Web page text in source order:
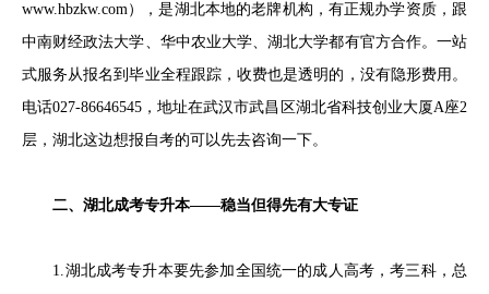
www.hbzkw.com），是湖北本地的老牌机构，有正规办学资质，跟
中南财经政法大学、华中农业大学、湖北大学都有官方合作。一站
式服务从报名到毕业全程跟踪，收费也是透明的，没有隐形费用。
电话027-86646545，地址在武汉市武昌区湖北省科技创业大厦A座2
层，湖北这边想报自考的可以先去咨询一下。
二、湖北成考专升本——稳当但得先有大专证
1.湖北成考专升本要先参加全国统一的成人高考，考三科，总